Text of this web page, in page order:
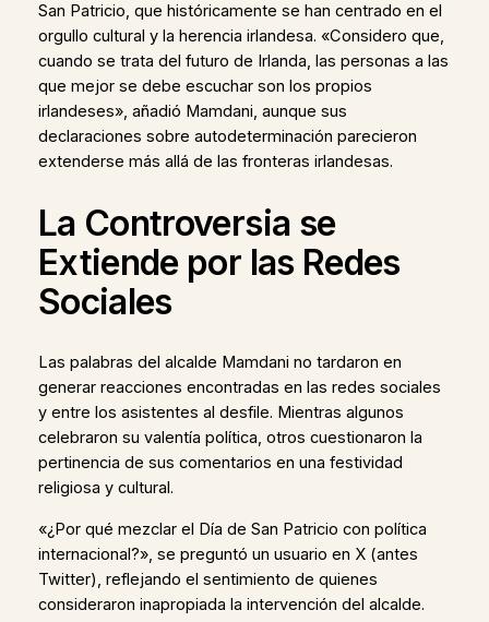
San Patricio, que históricamente se han centrado en el
orgullo cultural y la herencia irlandesa. «Considero que,
cuando se trata del futuro de Irlanda, las personas a las
que mejor se debe escuchar son los propios
irlandeses», añadió Mamdani, aunque sus
declaraciones sobre autodeterminación parecieron
extenderse más allá de las fronteras irlandesas.
La Controversia se
Extiende por las Redes
Sociales
Las palabras del alcalde Mamdani no tardaron en
generar reacciones encontradas en las redes sociales
y entre los asistentes al desfile. Mientras algunos
celebraron su valentía política, otros cuestionaron la
pertinencia de sus comentarios en una festividad
religiosa y cultural.
«¿Por qué mezclar el Día de San Patricio con política
internacional?», se preguntó un usuario en X (antes
Twitter), reflejando el sentimiento de quienes
consideraron inapropiada la intervención del alcalde.